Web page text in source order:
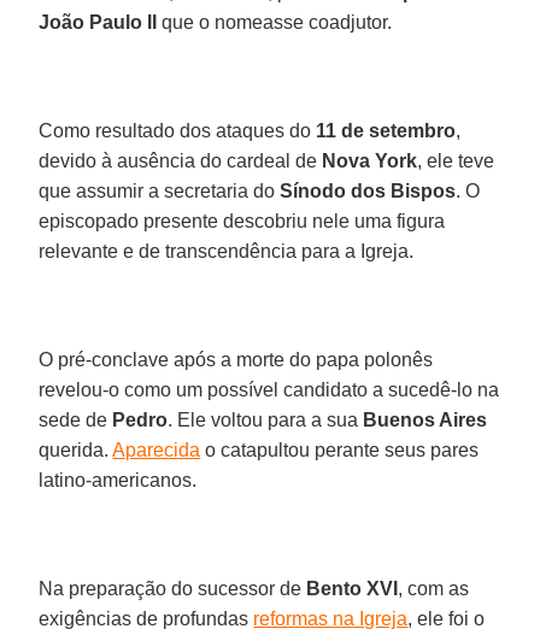
João Paulo IIque o nomeasse coadjutor.
Como resultado dos ataques do 11 de setembro,
devido à ausência do cardeal de Nova York, ele teve
que assumir a secretaria doSínodo dos Bispos. O
episcopado presente descobriu nele uma figura
relevante e de transcendência para a Igreja.
O pré-conclave após a morte do papa polonês
revelou-o como um possível candidato a sucedê-lo na
sede de Pedro. Ele voltou para a sua Buenos Aires
querida.Aparecida o catapultou perante seus pares
latino-americanos.
Na preparação do sucessor de Bento XVI , com as
exigências de profundas reformas na Igreja, ele foi o